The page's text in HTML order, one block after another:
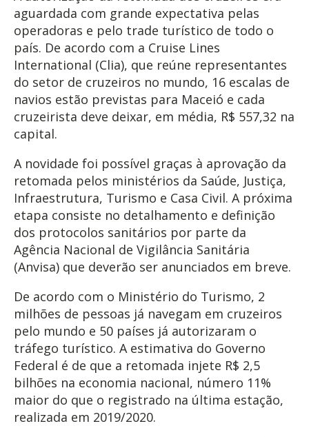
aguardada com grande expectativa pelas
operadoras e pelo trade turístico de todo o
país. De acordo com a Cruise Lines
International (Clia), que reúne representantes
do setor de cruzeiros no mundo, 16 escalas de
navios estão previstas para Maceió e cada
cruzeirista deve deixar, em média, R$ 557,32 na
capital.
A novidade foi possível graças à aprovação da
retomada pelos ministérios da Saúde, Justiça,
Infraestrutura, Turismo e Casa Civil. A próxima
etapa consiste no detalhamento e definição
dos protocolos sanitários por parte da
Agência Nacional de Vigilância Sanitária
(Anvisa) que deverão ser anunciados em breve.
De acordo com o Ministério do Turismo, 2
milhões de pessoas já navegam em cruzeiros
pelo mundo e 50 países já autorizaram o
tráfego turístico. A estimativa do Governo
Federal é de que a retomada injete R$ 2,5
bilhões na economia nacional, número 11%
maior do que o registrado na última estação,
realizada em 2019/2020.